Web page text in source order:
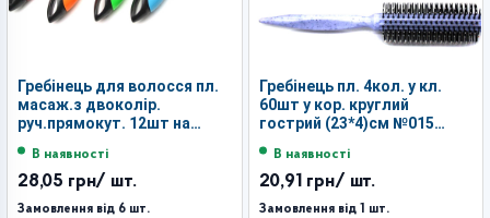
Гребінець для волосся пл.
масаж.з двоколір.
руч.прямокут. 12шт на
№9552-70 (240)
В наявності
28,05 грн/ шт.
Замовлення від 6 шт.
Гребінець пл. 4кол. у кл.
60шт у кор. круглий
гострий (23*4)см №015
В наявності
20,91 грн/ шт.
Замовлення від 1 шт.